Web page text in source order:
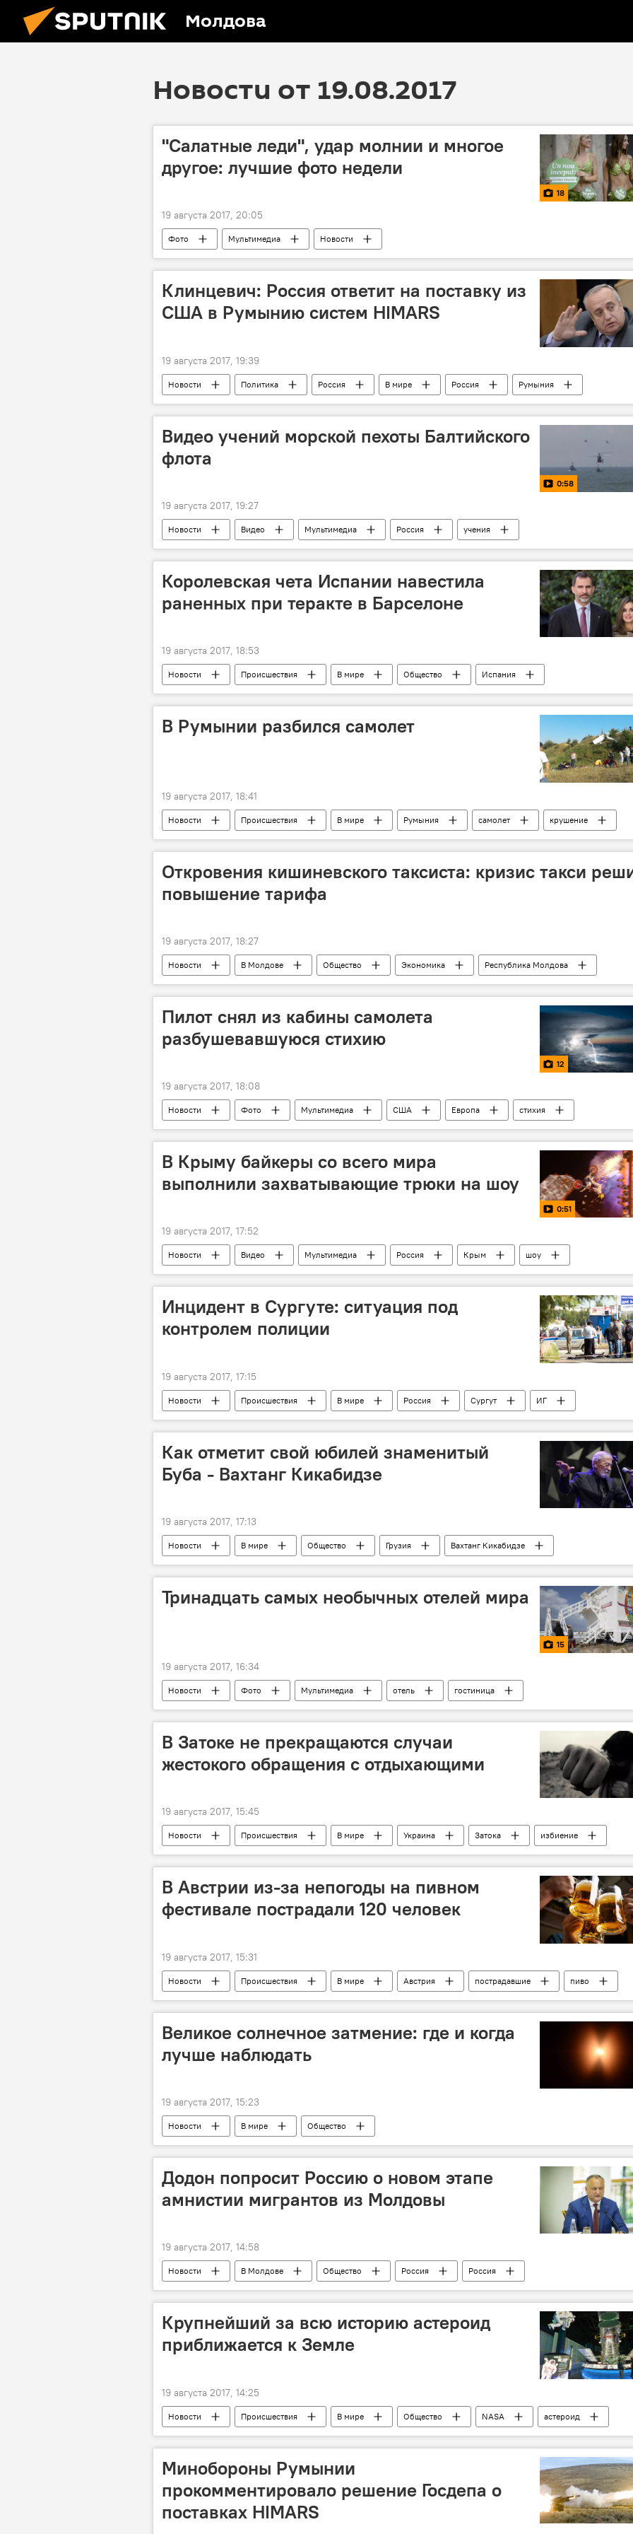
Молдова
Новости от 19.08.2017
"Салатные леди", удар молнии и многое
другое: лучшие фото недели
18
19 августа 2017, 20:05
Фото Мультимедиа Новости
Клинцевич: Россия ответит на поставку из
США в Румынию систем HIMARS
19 августа 2017, 19:39
Новости Политика Россия В мире Россия
Румыния
США
провокация Госдеп США
Видео учений морской пехоты Балтийского
флота
0:58
19 августа 2017, 19:27
Новости Видео Мультимедиа Россия учения
Королевская чета Испании навестила
раненных при теракте в Барселоне
19 августа 2017, 18:53
Новости Происшествия В мире Общество
Испания
Барселона
Король Испании Фелипе VI раненые больницы теракт
В Румынии разбился самолет
19 августа 2017, 18:41
Новости Происшествия В мире Румыния самолет крушение
Откровения кишиневского таксиста: кризис такси
повышение тарифа
19 августа 2017, 18:27
Новости В Молдове Общество Экономика
Республика Молдова
цена
заработок такси таксист заказы клиент
Пилот снял из кабины самолета
разбушевавшуюся стихию
12
19 августа 2017, 18:08
Новости Фото Мультимедиа США Европа
стихия
авиатор
В Крыму байкеры со всего мира
выполнили захватывающие трюки на шоу
0:51
19 августа 2017, 17:52
Новости Видео Мультимедиа Россия Крым
шоу
байкеры
трюки
Инцидент в Сургуте: ситуация под
контролем полиции
19 августа 2017, 17:15
Новости Происшествия В мире Россия Сургут
ИГ
нож
Как отметит свой юбилей знаменитый
Буба - Вахтанг Кикабидзе
19 августа 2017, 17:13
Новости В мире Общество Грузия
Вахтанг Кикабидзе
Культура
юбилей концерт
Тринадцать самых необычных отелей мира
15
19 августа 2017, 16:34
Новости Фото Мультимедиа отель гостиница
В Затоке не прекращаются случаи
жестокого обращения с отдыхающими
19 августа 2017, 15:45
Новости Происшествия В мире Украина Затока
избиение
жестокость
В Австрии из-за непогоды на пивном
фестивале пострадали 120 человек
19 августа 2017, 15:31
Новости Происшествия В мире Австрия пострадавшие
пиво
Погода
фестиваль
Великое солнечное затмение: где и когда
лучше наблюдать
19 августа 2017, 15:23
Новости В мире Общество
Додон попросит Россию о новом этапе
амнистии мигрантов из Молдовы
19 августа 2017, 14:58
Новости В Молдове Общество Россия
Россия
Республика Молдова
Игорь Додон мигранты амнистия
Крупнейший за всю историю астероид
приближается к Земле
19 августа 2017, 14:25
Новости Происшествия В мире Общество NASA
астероид
Луна
1 сентября Земля
Минобороны Румынии
прокомментировало решение Госдепа о
поставках HIMARS